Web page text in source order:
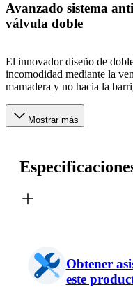
Avanzado sistema
válvula doble
El innovador diseño de
incomodidad mediante la
mamadera y no hacia la
Mostrar más
Obtener
este